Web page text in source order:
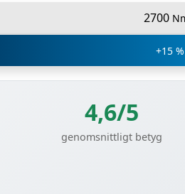
2700
+15 %
4,6/5
genomsnittligt betyg